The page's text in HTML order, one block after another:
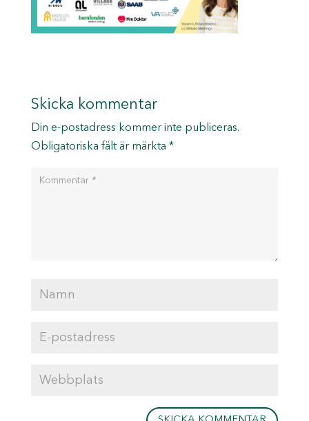
Skicka kommentar
Din e-postadress kommer inte publiceras.
Obligatoriska fält är märkta *